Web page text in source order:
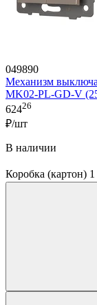
049890
Механизм
MK02-PL-GD-V
62426
₽/шт
В наличии
Коробка (картон)